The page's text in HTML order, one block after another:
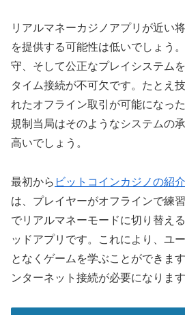
リアルマネーカジノアプリが近い
を提供する可能性は低いでしょう
守、そして公正なプレイシステム
タイム接続が不可欠です。たとえ
れたオフライン取引が可能になっ
規制当局はそのようなシステムの
高いでしょう。
最初から ビットコインカジノの紹介
は、プレイヤーがオフラインで練
でリアルマネーモードに切り替え
ッドアプリです。これにより、ユ
となくゲームを学ぶことができま
ンターネット接続が必要になります